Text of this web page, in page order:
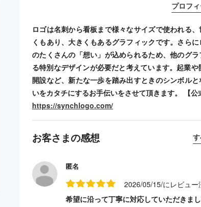
プロフ
ロゴは名刺から看板まで様々なサイズで使われる
くもあり、大きくもあるグラフィックです。さら
のたくさんの「想い」が込められるため、他のグ
る特別なデザインが必要だと考えています。起業や
開設など、新たな一歩を踏み出すときのシンボル
いをカタチにするお手伝いをさせて頂きます。 【公
https://synchlogo.com/
お客さまの感想
匿名
2026/05/15/にレビュー
希望に沿って丁寧に対応していただきまし